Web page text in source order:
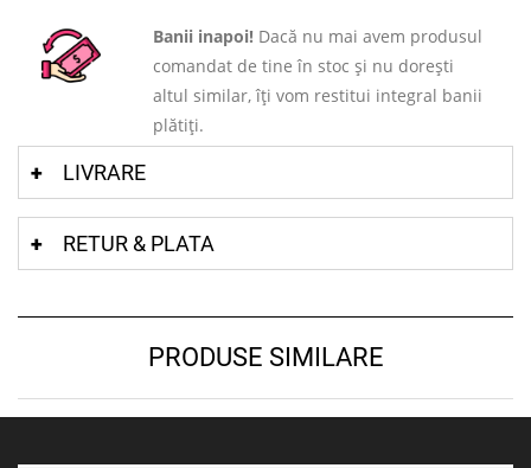
Banii inapoi! Dacă nu mai avem produsul
comandat de tine în stoc și nu dorești
altul similar, îți vom restitui integral banii
plătiți.
LIVRARE
RETUR & PLATA
PRODUSE SIMILARE